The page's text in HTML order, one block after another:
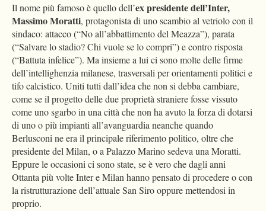
Il nome più famoso è quello dell’ex presidente dell’Inter,
Massimo Moratti, protagonista di uno scambio al vetriolo con il
sindaco: attacco (“No all’abbattimento del Meazza”), parata
(“Salvare lo stadio? Chi vuole se lo compri”) e contro risposta
(“Battuta infelice”). Ma insieme a lui ci sono molte delle firme
dell’intellighenzia milanese, trasversali per orientamenti politici e
tifo calcistico. Uniti tutti dall’idea che non si debba cambiare,
come se il progetto delle due proprietà straniere fosse vissuto
come uno sgarbo in una città che non ha avuto la forza di dotarsi
di uno o più impianti all’avanguardia neanche quando
Berlusconi ne era il principale riferimento politico, oltre che
presidente del Milan, o a Palazzo Marino sedeva una Moratti.
Eppure le occasioni ci sono state, se è vero che dagli anni
Ottanta più volte Inter e Milan hanno pensato di procedere o con
la ristrutturazione dell’attuale San Siro oppure mettendosi in
proprio.